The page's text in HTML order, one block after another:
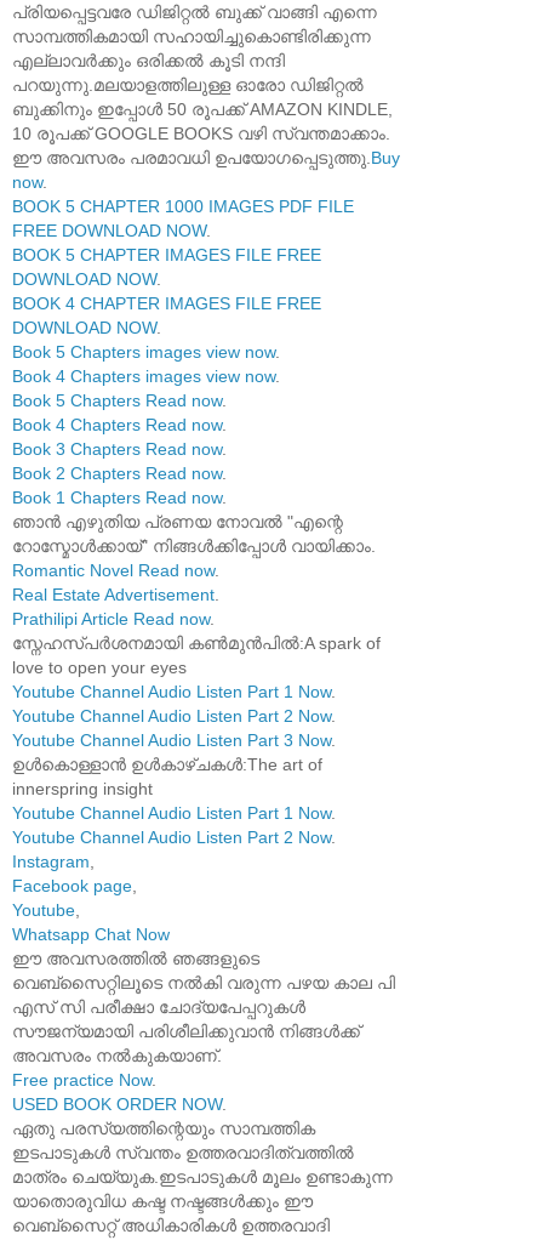
പ്രിയപ്പെട്ടവരേ ഡിജിറ്റൽ ബുക്ക് വാങ്ങി എന്നെ
സാമ്പത്തികമായി സഹായിച്ചുകൊണ്ടിരിക്കുന്ന
എല്ലാവർക്കും ഒരിക്കൽ കൂടി നന്ദി
പറയുന്നു.മലയാളത്തിലുള്ള ഓരോ ഡിജിറ്റൽ
ബുക്കിനും ഇപ്പോൾ 50 രൂപക്ക് AMAZON KINDLE,
10 രൂപക്ക് GOOGLE BOOKS വഴി സ്വന്തമാക്കാം.
ഈ അവസരം പരമാവധി ഉപയോഗപ്പെടുത്തു. Buy
now.
BOOK 5 CHAPTER 1000 IMAGES PDF FILE
FREE DOWNLOAD NOW.
BOOK 5 CHAPTER IMAGES FILE FREE
DOWNLOAD NOW.
BOOK 4 CHAPTER IMAGES FILE FREE
DOWNLOAD NOW.
Book 5 Chapters images view now.
Book 4 Chapters images view now.
Book 5 Chapters Read now.
Book 4 Chapters Read now.
Book 3 Chapters Read now.
Book 2 Chapters Read now.
Book 1 Chapters Read now.
ഞാൻ എഴുതിയ പ്രണയ നോവൽ "എന്റെ
റോസ്മോൾക്കായ്" നിങ്ങൾക്കിപ്പോൾ വായിക്കാം.
Romantic Novel Read now.
Real Estate Advertisement
Prathilipi Article Read now.
സ്നേഹസ്പർശനമായി കൺമുൻപിൽ:A spark of
love to open your eyes
Youtube Channel Audio Listen Part 1 Now.
Youtube Channel Audio Listen Part 2 Now.
Youtube Channel Audio Listen Part 3 Now.
ഉൾകൊള്ളാൻ ഉൾകാഴ്ചകൾ:The art of
innerspring insight
Youtube Channel Audio Listen Part 1 Now.
Youtube Channel Audio Listen Part 2 Now.
Instagram
Facebook page
Youtube
Whatsapp Chat Now
ഈ അവസരത്തിൽ ഞങ്ങളുടെ
വെബ്സൈറ്റിലൂടെ നൽകി വരുന്ന പഴയ കാല പി
എസ് സി പരീക്ഷാ ചോദ്യപേപ്പറുകൾ
സൗജന്യമായി പരിശീലിക്കുവാൻ നിങ്ങൾക്ക്
അവസരം നൽകുകയാണ്.
Free practice Now.
USED BOOK ORDER NOW.
ഏതു പരസ്യത്തിന്റെയും സാമ്പത്തിക
ഇടപാടുകൾ സ്വന്തം ഉത്തരവാദിത്വത്തിൽ
മാത്രം ചെയ്യുക.ഇടപാടുകൾ മൂലം ഉണ്ടാകുന്ന
യാതൊരുവിധ കഷ്ട നഷ്ടങ്ങൾക്കും ഈ
വെബ്സൈറ്റ് അധികാരികൾ ഉത്തരവാദി